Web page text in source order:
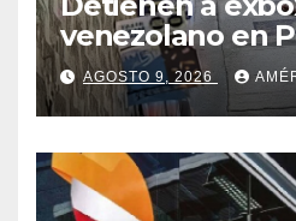
venezolano en
muerte de
durante una riña
AGOSTO 9, 2026